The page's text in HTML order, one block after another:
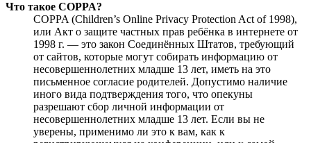
Что такое COPPA?
COPPA (Children’s Online Privacy Protection Act of 1998),
или Акт о защите частных прав ребёнка в интернете от
1998 г. — это закон Соединённых Штатов, требующий
от сайтов, которые могут собирать информацию от
несовершеннолетних младше 13 лет, иметь на это
письменное согласие родителей. Допустимо наличие
иного вида подтверждения того, что опекуны
разрешают сбор личной информации от
несовершеннолетних младше 13 лет. Если вы не
уверены, применимо ли это к вам, как к